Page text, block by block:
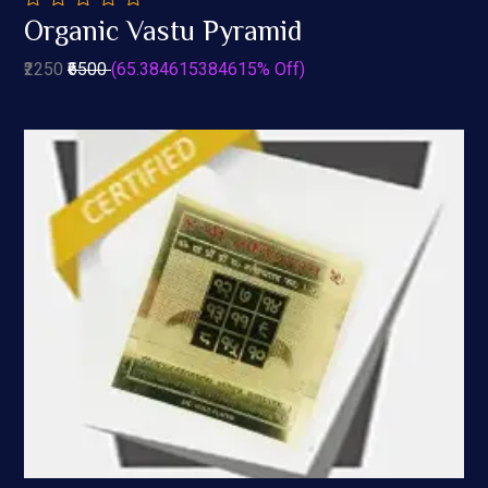
Add To Cart
0
out
5
Organic Vastu Pyramid
₹2250 ₹6500(65.384615384615% Off)